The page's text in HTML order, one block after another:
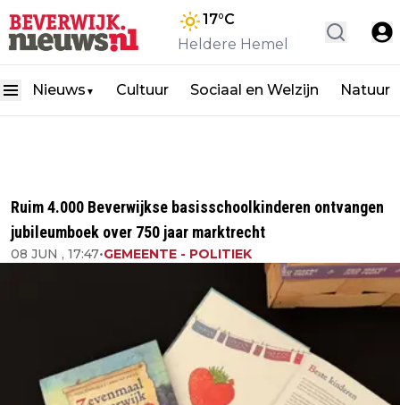
17°C
Heldere Hemel
Nieuws ▼ Cultuur Sociaal en Welzijn Natuur
Ruim 4.000 Beverwijkse basisschoolkinderen ontvangen
jubileumboek over 750 jaar marktrecht
08 JUN , 17:47•GEMEENTE - POLITIEK